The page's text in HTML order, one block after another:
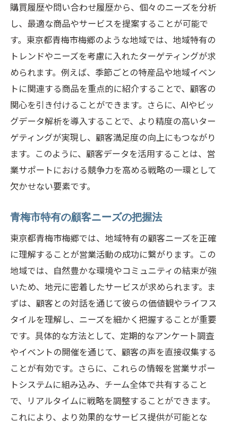
購買履歴や問い合わせ履歴から、個々のニーズを分析
し、最適な商品やサービスを提案することが可能で
す。東京都青梅市梅郷のような地域では、地域特有の
トレンドやニーズを考慮に入れたターゲティングが求
められます。例えば、季節ごとの特産品や地域イベン
トに関連する商品を重点的に紹介することで、顧客の
関心を引き付けることができます。さらに、AIやビッ
グデータ解析を導入することで、より精度の高いター
ゲティングが実現し、顧客満足度の向上にもつながり
ます。このように、顧客データを活用することは、営
業サポートにおける競争力を高める戦略の一環として
欠かせない要素です。
青梅市特有の顧客ニーズの把握法
東京都青梅市梅郷では、地域特有の顧客ニーズを正確
に理解することが営業活動の成功に繋がります。この
地域では、自然豊かな環境やコミュニティの結束が強
いため、地元に密着したサービスが求められます。ま
ずは、顧客との対話を通じて彼らの価値観やライフス
タイルを理解し、ニーズを細かく把握することが重要
です。具体的な方法として、定期的なアンケート調査
やイベントの開催を通じて、顧客の声を直接収集する
ことが有効です。さらに、これらの情報を営業サポー
トシステムに組み込み、チーム全体で共有すること
で、リアルタイムに戦略を調整することができます。
これにより、より効果的なサービス提供が可能とな